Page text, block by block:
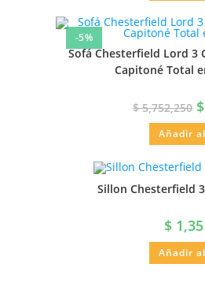
-5%
Sofá Chesterfield Lord 3
Capitoné Total
$5,752,250 $
Añadir
Sillon Chesterfield
$
Añadir